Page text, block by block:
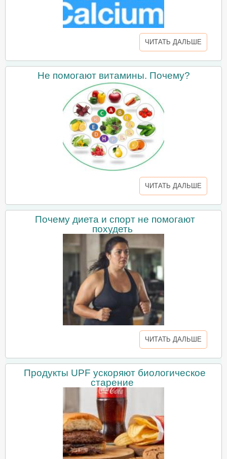
ЧИТАТЬ ДАЛЬШЕ
Не помогают витамины. Почему?
ЧИТАТЬ ДАЛЬШЕ
Почему диета и спорт не помогают
похудеть
ЧИТАТЬ ДАЛЬШЕ
Продукты UPF ускоряют биологическое
старение